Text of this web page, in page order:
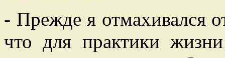
- Прежде я отмахивался
что для практики